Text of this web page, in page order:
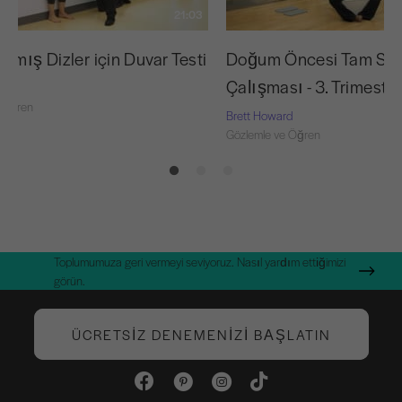
21:03
Dizler için Duvar Testi
Doğum Öncesi Tam
Çalışması - 3. Trimester
Brett Howard
Gözlemle ve Öğren
Toplumumuza geri vermeyi seviyoruz. Nasıl yardım ettiğimizi
görün.
ÜCRETSIZ DENEMENIZI BAŞLATIN